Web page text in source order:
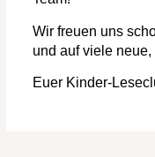
Wir freuen uns
und auf viele
Euer Kinder-